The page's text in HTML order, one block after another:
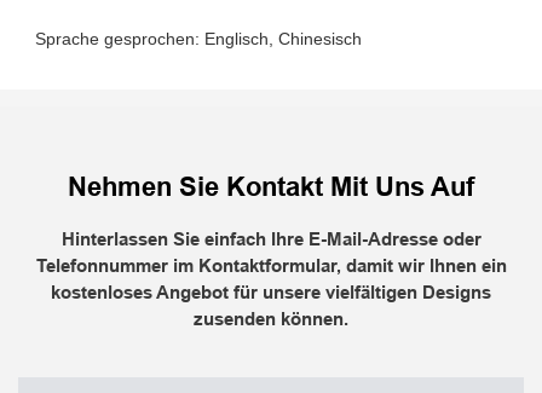
Nehmen Sie Kontakt Mit Uns Auf
Hinterlassen Sie einfach Ihre E-Mail-Adresse oder
Telefonnummer im Kontaktformular, damit wir Ihnen ein
kostenloses Angebot für unsere vielfältigen Designs
zusenden können.